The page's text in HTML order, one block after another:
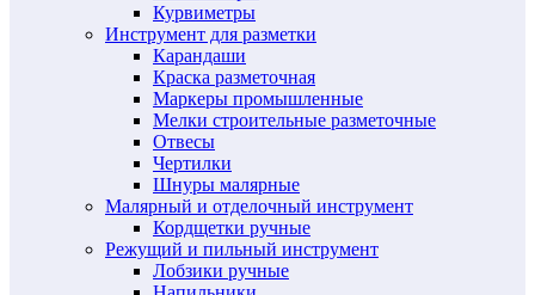
Курвиметры
Инструмент для разметки
Карандаши
Краска разметочная
Маркеры промышленные
Мелки строительные разметочные
Отвесы
Чертилки
Шнуры малярные
Малярный и отделочный инструмент
Кордщетки ручные
Режущий и пильный инструмент
Лобзики ручные